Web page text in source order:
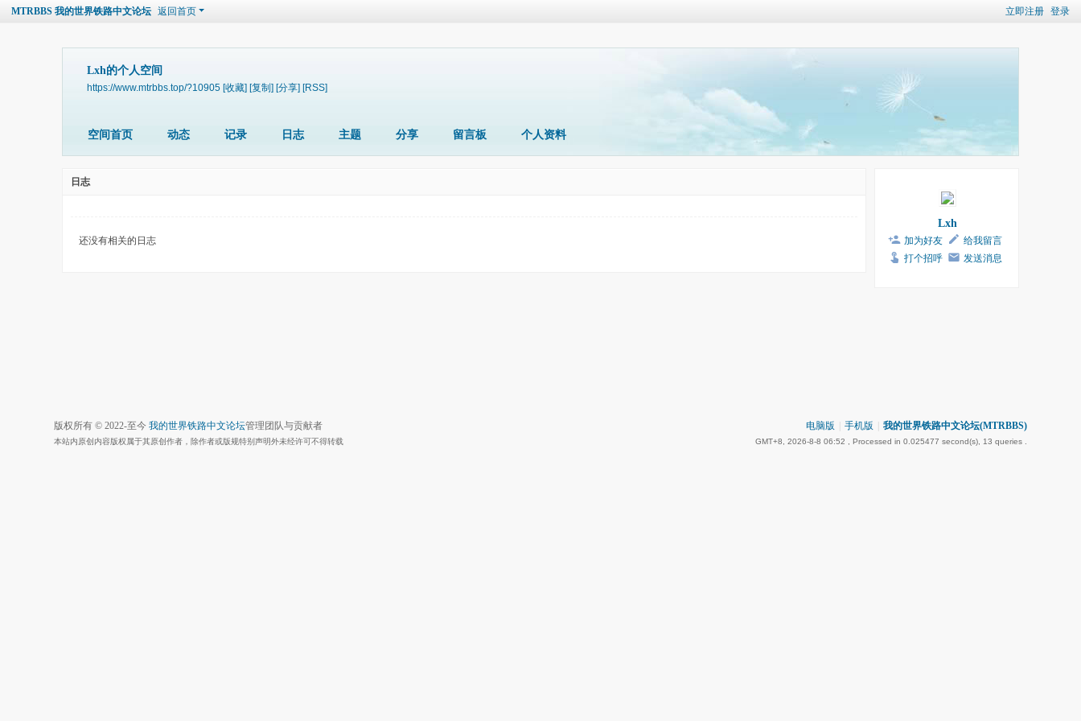
立即注册 登录
MTRBBS 我的世界铁路中文论坛 返回首页
Lxh的个人空间
https://www.mtrbbs.top/?10905 [收藏] [复制] [分享] [RSS]
空间首页 动态 记录 日志 主题 分享 留言板 个人资料
日志
还没有相关的日志
Lxh
加为好友
给我留言
打个招呼
发送消息
电脑版 手机版 我的世界铁路中文论坛(MTRBBS)
GMT+8, 2026-8-8 06:52 , Processed in 0.025477 second(s), 13 queries .
版权所有 © 2022-至今 我的世界铁路中文论坛管理团队与贡献者
本站内原创内容版权属于其原创作者，除作者或版规特别声明外未经许可不得转载